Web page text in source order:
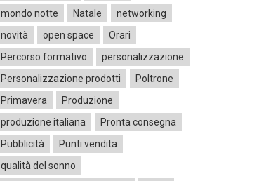
mondo notte
Natale
networking
novità
open space
Orari
Percorso formativo
personalizzazione
Personalizzazione prodotti
Poltrone
Primavera
Produzione
produzione italiana
Pronta consegna
Pubblicità
Punti vendita
qualità del sonno